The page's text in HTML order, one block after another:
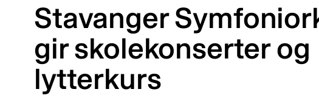
Stavanger
gir skolekonserter og
lytterkurs